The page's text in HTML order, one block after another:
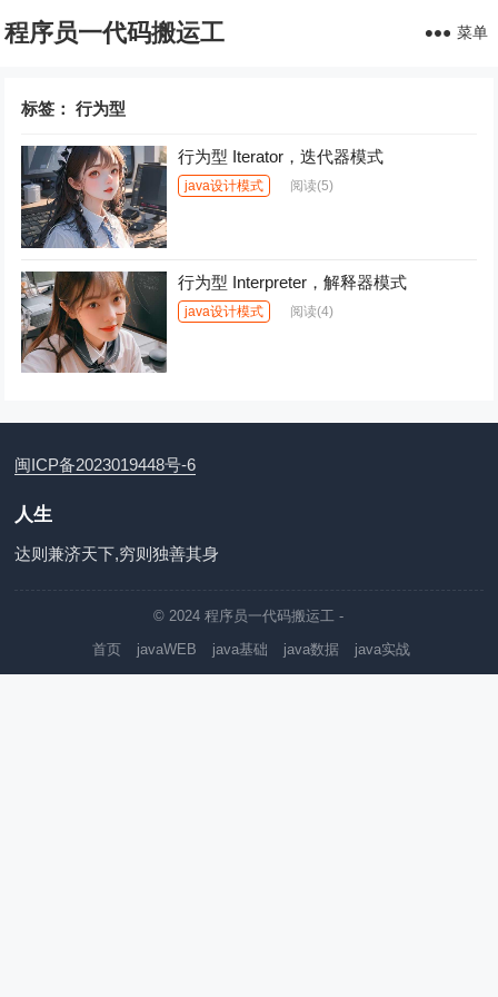
程序员一代码搬运工 菜单
标签：行为型
行为型 Iterator，迭代器模式
java设计模式 阅读(5)
行为型 Interpreter，解释器模式
java设计模式 阅读(4)
闽ICP备2023019448号-6
人生
达则兼济天下,穷则独善其身
© 2024程序员一代码搬运工 -
首页
javaWEB java基础 java数据 java实战